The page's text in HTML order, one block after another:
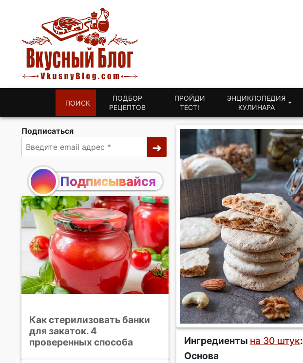
ПОИСК
ПОДБОР
РЕЦЕПТОВ
ПРОЙДИ
ТЕСТ!
ЭНЦИКЛОПЕДИЯ
КУЛИНАРА
Ингредиенты на 30 штук:
Основа
Подписаться
Подписывайся
Как стерилизовать банки
для закаток. 4
проверенных способа